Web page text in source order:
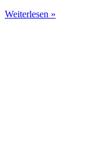
Weiterlesen »